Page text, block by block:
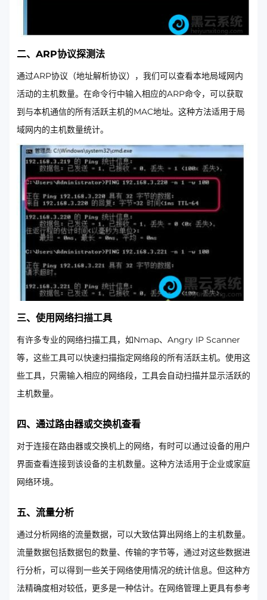
二、ARP协议探测法
通过ARP协议（地址解析协议），我们可以查看本地局域网内
活动的主机数量。在命令行中输入相应的ARP命令，可以获取
到与本机通信的所有活跃主机的MAC地址。这种方法适用于局
域网内的主机数量统计。
三、使用网络扫描工具
有许多专业的网络扫描工具，如Nmap、Angry IP Scanner
等，这些工具可以快速扫描指定网络段的所有活跃主机。使用这
些工具，只需输入相应的网络段，工具会自动扫描并显示活跃的
主机数量。
四、通过路由器或交换机查看
对于连接在路由器或交换机上的网络，有时可以通过设备的用户
界面查看连接到该设备的主机数量。这种方法适用于企业或家庭
网络环境。
五、流量分析
通过分析网络的流量数据，可以大致估算出网络上的主机数量。
流量数据包括数据包的数量、传输的字节等，通过对这些数据进
行分析，可以得到一些关于网络使用情况的统计信息。但这种方
法精确度相对较低，更多是一种估计。在网络管理上更具有参考